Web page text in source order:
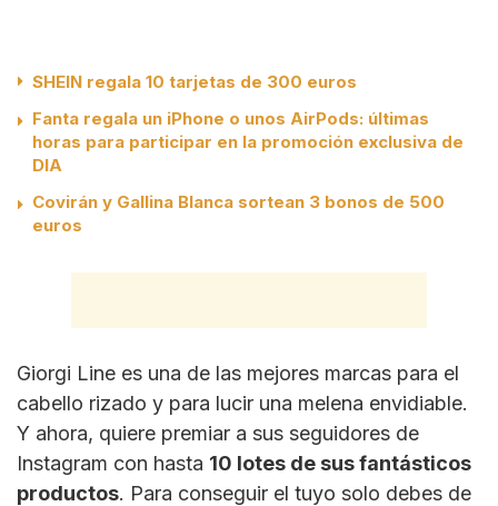
SHEIN regala 10 tarjetas de 300 euros
Fanta regala un iPhone o unos AirPods: últimas
horas para participar en la promoción exclusiva de
DIA
Covirán y Gallina Blanca sortean 3 bonos de 500
euros
Giorgi Line es una de las mejores marcas para el
cabello rizado y para lucir una melena envidiable.
Y ahora, quiere premiar a sus seguidores de
Instagram con hasta 10 lotes de sus fantásticos
productos. Para conseguir el tuyo solo debes de